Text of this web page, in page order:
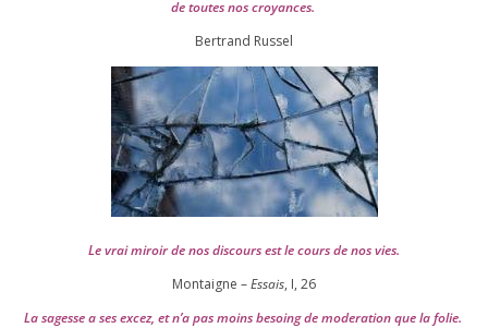
de toutes nos croyances.
Ber­trand Russel
Le vrai miroir de nos dis­cours est le cours de nos vies.
Montaigne –Essais, I, 26
La sagesse a ses excez, et n’a pas moins besoing de mode­ra­tion que la folie.